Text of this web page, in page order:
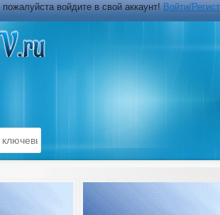
войдите в свой аккаунт!Войти/